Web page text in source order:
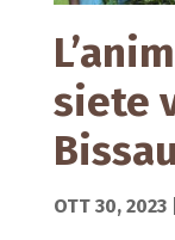
siete
Bissau
OTT 30, 2023|